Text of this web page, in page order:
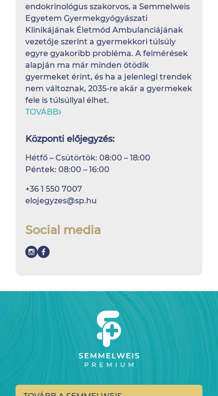
endokrinológus szakorvos, a Semmelweis
Egyetem Gyermekgyógyászati
Klinikájának Életmód Ambulanciájának
vezetője szerint a gyermekkori túlsúly
egyre gyakoribb probléma. A felmérések
alapján ma már minden ötödik
gyermeket érint, és ha a jelenlegi trendek
nem változnak, 2035-re akár a gyermekek
fele is túlsúllyal élhet.
TOVÁBB
Központi előjegyzés:
Hétfő – Csütörtök: 08:00 – 18:00
Péntek: 08:00 – 16:00
+36 1 550 7007
elojegyzes@sp.hu
Social media